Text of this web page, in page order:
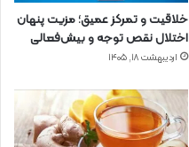
خلاقیت و تمرکز عمیق؛ مزیت پنهان
اختلال نقص توجه و بیش‌فعالی
اردیبهشت ۱۸, ۱۴۰۵